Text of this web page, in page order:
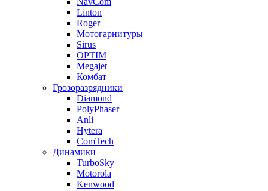
Linton
Roger
Мотогарнитуры
Sirus
OPTIM
Megajet
Комбат
Грозоразрядники
Diamond
PolyPhaser
Anli
Hytera
ComTech
Динамики
TurboSky
Motorola
Kenwood